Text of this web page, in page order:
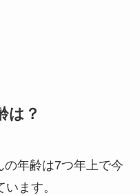
は？
年齢は7つ年上で今
ます。